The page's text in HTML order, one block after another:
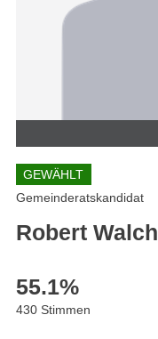
GEWÄHLT
Gemeinderatskandidat
Robert Walch
55.1%
430 Stimmen